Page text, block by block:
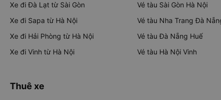
Xe đi Đà Lạt từ Sài Gòn
Xe đi Sapa từ Hà Nội
Xe đi Hải Phòng từ Hà Nội
Xe đi Vinh từ Hà Nội
Vé tàu Sài Gòn Hà Nội
Vé tàu Nha Trang Đà
Vé tàu Đà Nẵng Huế
Vé tàu Hà Nội Vinh
Thuê xe